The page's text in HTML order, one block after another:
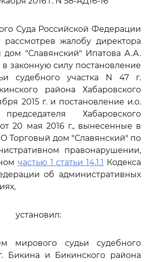
Суда Российской Федерации
жалобу директора
"Славянский" Ипатова А.А.
законную силу постановление
судебного участка N 47 г.
района Хабаровского
2015 г. и постановление и.о.
Хабаровского
20 мая 2016 г., вынесенные в
Торговый дом "Славянский" по
правонарушении,
частью 1 статьи 14.1.1 Кодекса
об административных
установил:
мирового судьи судебного
Бикина и Бикинского района